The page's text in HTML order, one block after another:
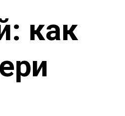
как